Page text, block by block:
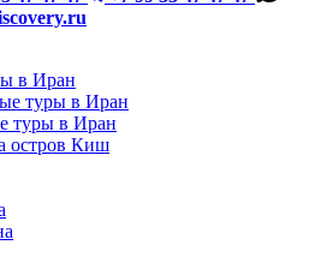
в Иран
туры в Иран
туры в Иран
остров Киш